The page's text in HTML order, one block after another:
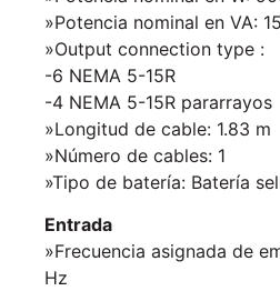
»Potencia nominal en VA:
»Output connection type :
-6 NEMA 5-15R
-4 NEMA 5-15R pararrayos
»Longitud de cable: 1.83 m
»Número de cables: 1
»Tipo de batería: Batería
Entrada
»Frecuencia asignada de
Hz